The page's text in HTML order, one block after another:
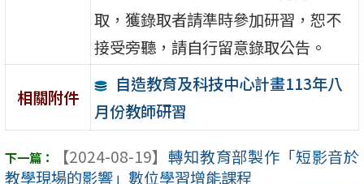
取，獲錄取者請準時參加研習，恕不
接受旁聽，請自行留意錄取公告。
相關附件
自造教育及科技中心計畫113年八
月份教師研習
【2024-08-19】 轉知教育部製作「短影音於
教學現場的影響」數位學習增能課程